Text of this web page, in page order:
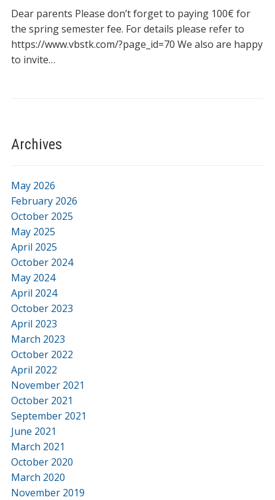
Dear parents Please don’t forget to paying 100€ for
the spring semester fee. For details please refer to
https://www.vbstk.com/?page_id=70 We also are happy
to invite…
Archives
May 2026
February 2026
October 2025
May 2025
April 2025
October 2024
May 2024
April 2024
October 2023
April 2023
March 2023
October 2022
April 2022
November 2021
October 2021
September 2021
June 2021
March 2021
October 2020
March 2020
November 2019